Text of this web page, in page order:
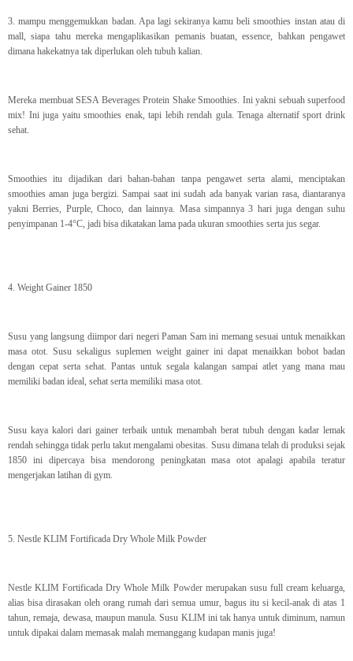
3. mampu menggemukkan badan. Apa lagi sekiranya kamu beli smoothies instan atau di
mall, siapa tahu mereka mengaplikasikan pemanis buatan, essence, bahkan pengawet
dimana hakekatnya tak diperlukan oleh tubuh kalian.
Mereka membuat SESA Beverages Protein Shake Smoothies. Ini yakni sebuah superfood
mix! Ini juga yaitu smoothies enak, tapi lebih rendah gula. Tenaga alternatif sport drink
sehat.
Smoothies itu dijadikan dari bahan-bahan tanpa pengawet serta alami, menciptakan
smoothies aman juga bergizi. Sampai saat ini sudah ada banyak varian rasa, diantaranya
yakni Berries, Purple, Choco, dan lainnya. Masa simpannya 3 hari juga dengan suhu
penyimpanan 1-4°C, jadi bisa dikatakan lama pada ukuran smoothies serta jus segar.
4. Weight Gainer 1850
Susu yang langsung diimpor dari negeri Paman Sam ini memang sesuai untuk menaikkan
masa otot. Susu sekaligus suplemen weight gainer ini dapat menaikkan bobot badan
dengan cepat serta sehat. Pantas untuk segala kalangan sampai atlet yang mana mau
memiliki badan ideal, sehat serta memiliki masa otot.
Susu kaya kalori dari gainer terbaik untuk menambah berat tubuh dengan kadar lemak
rendah sehingga tidak perlu takut mengalami obesitas. Susu dimana telah di produksi sejak
1850 ini dipercaya bisa mendorong peningkatan masa otot apalagi apabila teratur
mengerjakan latihan di gym.
5. Nestle KLIM Fortificada Dry Whole Milk Powder
Nestle KLIM Fortificada Dry Whole Milk Powder merupakan susu full cream keluarga,
alias bisa dirasakan oleh orang rumah dari semua umur, bagus itu si kecil-anak di atas 1
tahun, remaja, dewasa, maupun manula. Susu KLIM ini tak hanya untuk diminum, namun
untuk dipakai dalam memasak malah memanggang kudapan manis juga!